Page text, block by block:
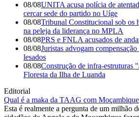
08/08UNITA acusa polícia de
cercar sede do partido no Uíge
08/08Tribunal Constitucional sob os
na peleja da liderança no MPLA
08/08PRS e FNLA acusados de
08/08Juristas advogam
lesados
08/08Construção de infra-estruturas
Floresta da Ilha de Luanda
Editorial
Qual é a maka da TAAG com
Esta é realmente a pergunta de um milhão